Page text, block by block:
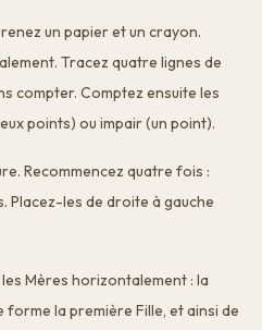
un papier et un crayon.
Tracez quatre lignes de
compter. Comptez ensuite les
points) ou impair (un point).
Recommencez quatre fois :
Placez-les de droite à gauche
Mères horizontalement : la
la première Fille, et ainsi de